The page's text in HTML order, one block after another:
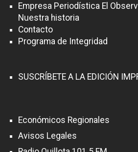
Empresa Periodística El
Nuestra historia
Contacto
Programa de Integridad
SUSCRÍBETE A LA EDICIÓN
Económicos Regionales
Avisos Legales